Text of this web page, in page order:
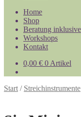
Home
Shop
Beratung inklusive
Workshops
Kontakt
0,00 € 0 Artikel
Start / Streichinstrumente